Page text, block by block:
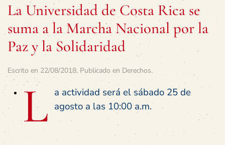
La Universidad de Costa Rica se
suma a la Marcha Nacional por la
Paz y la Solidaridad
Escrito en 22/08/2018. Publicado en Derechos.
L a actividad será el sábado 25 de
agosto a las 10:00 a.m.